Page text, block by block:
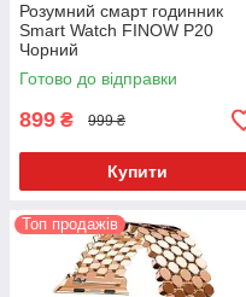
Розумний смарт годинник
Smart Watch FINOW Р20
Чорний
Готово до відправки
899 ₴ 999 ₴
Купити
Топ продажів